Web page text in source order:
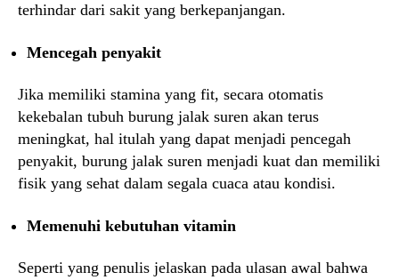
terhindar dari sakit yang berkepanjangan.
Mencegah penyakit
Jika memiliki stamina yang fit, secara otomatis
kekebalan tubuh burung jalak suren akan terus
meningkat, hal itulah yang dapat menjadi pencegah
penyakit, burung jalak suren menjadi kuat dan memiliki
fisik yang sehat dalam segala cuaca atau kondisi.
Memenuhi kebutuhan vitamin
Seperti yang penulis jelaskan pada ulasan awal bahwa